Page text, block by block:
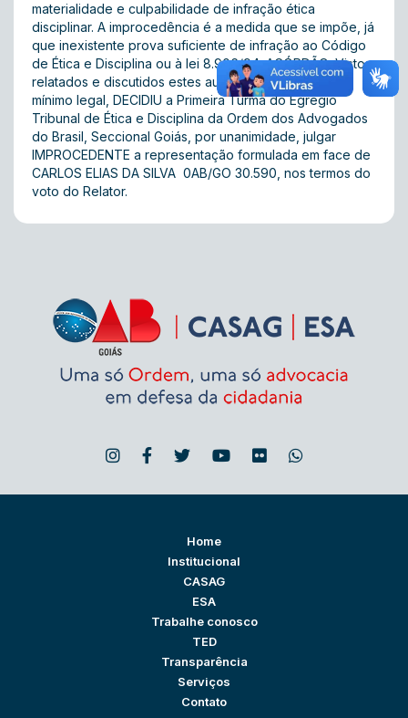
materialidade e culpabilidade de infração ética
disciplinar. A improcedência é a medida que se impõe, já
que inexistente prova suficiente de infração ao Código
de Ética e Disciplina ou à lei 8.906/94. ACÓRDÃO: Vistos,
relatados e discutidos estes autos, existindo quórum
mínimo legal, DECIDIU a Primeira Turma do Egrégio
Tribunal de Ética e Disciplina da Ordem dos Advogados
do Brasil, Seccional Goiás, por unanimidade, julgar
IMPROCEDENTE a representação formulada em face de
CARLOS ELIAS DA SILVA  0AB/GO 30.590, nos termos do
voto do Relator.
Home
Institucional
CASAG
ESA
Trabalhe conosco
TED
Transparência
Serviços
Contato